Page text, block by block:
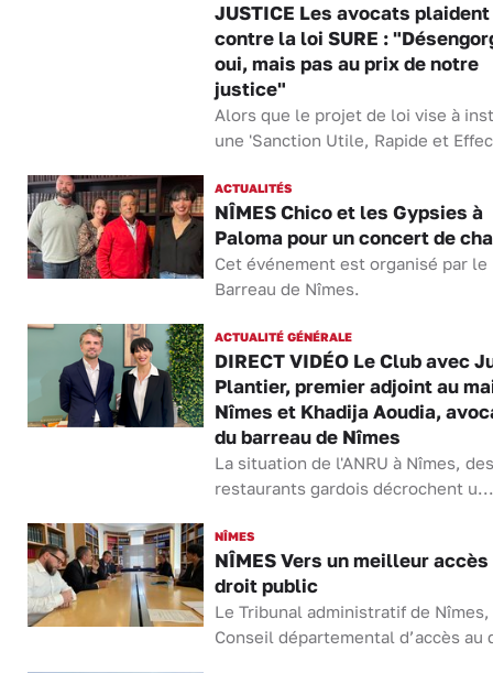
JUSTICE Les avocats plaident
contre la loi SURE :
oui, mais pas au prix de notre
justice"
Alors que le projet de loi vise à
une 'Sanction Utile, Rapide et
ACTUALITÉS
NÎMES Chico et les Gypsies à
Paloma pour un concert de
Cet événement est organisé par le
Barreau de Nîmes.
ACTUALITÉ GÉNÉRALE
DIRECT VIDÉO Le Club avec
Plantier, premier adjoint au
Nîmes et Khadija Aoudia,
du barreau de Nîmes
La situation de l'ANRU à Nîmes, des
restaurants gardois décrochent u...
NÎMES
NÎMES Vers un meilleur accès
droit public
Le Tribunal administratif de
Conseil départemental d’accès au